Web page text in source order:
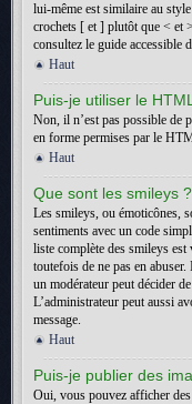
lui-même est similaire au
crochets [ et ] plutôt que < et
consultez le guide accessible
Haut
Puis-je utiliser le
Non, il n’est pas possible de
en forme permises par le
Haut
Que sont les smileys ?
Les smileys, ou émoticônes,
sentiments avec un code
liste complète des smileys est
toutefois de ne pas en
un modérateur peut décider
L’administrateur peut aussi
message.
Haut
Puis-je publier des
Oui, vous pouvez afficher